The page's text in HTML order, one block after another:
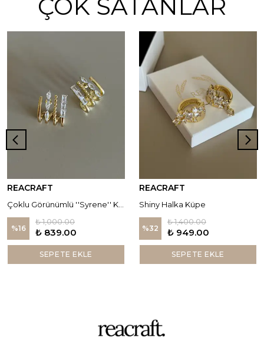
ÇOK SATANLAR
REACRAFT
%16
₺ 1,000.00
₺ 839.00
SEPETE EKLE
REACRAFT
Shiny Halka Küpe
%32
₺ 1,400.00
₺ 949.00
SEPETE EKLE